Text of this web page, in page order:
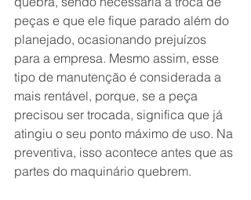
peças e que ele fique parado além do
planejado, ocasionando prejuízos
para a empresa. Mesmo assim, esse
tipo de manutenção é considerada a
mais rentável, porque, se a peça
precisou ser trocada, significa que já
atingiu o seu ponto máximo de uso. Na
preventiva, isso acontece antes que as
partes do maquinário quebrem.